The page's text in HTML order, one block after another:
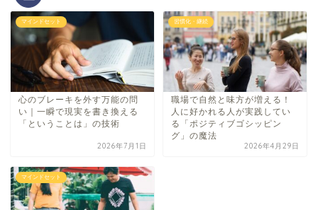
マインドセット
心のブレーキを外す万能の問
い｜一瞬で現実を書き換える
「ということは」の技術
2026年7月1日
習慣化・継続
職場で自然と味方が増える！
人に好かれる人が実践してい
る「ポジティブゴシッピン
グ」の魔法
2026年4月29日
マインドセット